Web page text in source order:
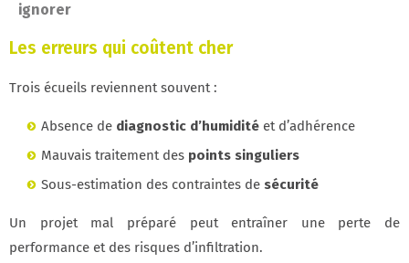
ignorer
Les erreurs qui coûtent cher
Trois écueils reviennent souvent :
Absence de diagnostic d’humidité et d’adhérence
Mauvais traitement des points singuliers
Sous-estimation des contraintes de sécurité
Un projet mal préparé peut entraîner une perte de
performance et des risques d’infiltration.